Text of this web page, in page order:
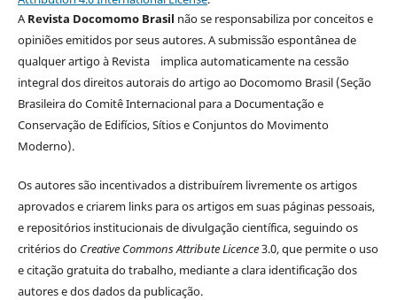
ARevista Docomomo Brasil não se responsabiliza por conceitos e
opiniões emitidos por seus autores. A submissão espontânea de
qualquer artigo à Revista implica automaticamente na cessão
integral dos direitos autorais do artigo ao Docomomo Brasil (Seção
Brasileira do Comitê Internacional para a Documentação e
Conservação de Edifícios, Sítios e Conjuntos do Movimento
Moderno).
Os autores são incentivados a distribuírem livremente os artigos
aprovados e criarem links para os artigos em suas páginas pessoais,
e repositórios institucionais de divulgação científica, seguindo os
critérios do Creative Commons Attribute Licence3.0, que permite o uso
e citação gratuita do trabalho, mediante a clara identificação dos
autores e dos dados da publicação.